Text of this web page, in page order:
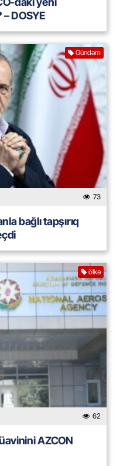
DOSYE
Gündəm
73
bağlı tapşırıq
ölkə
62
AZCON